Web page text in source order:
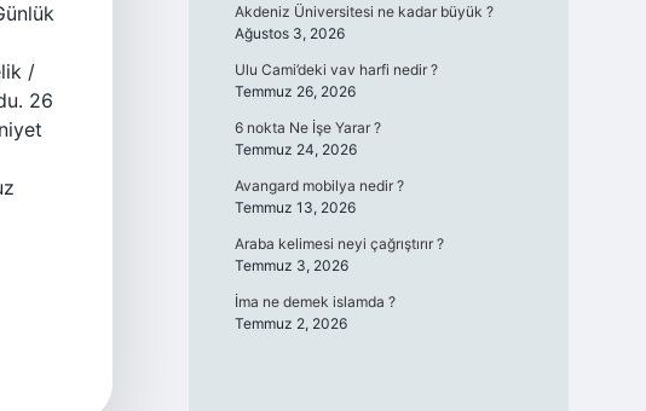
/
26
Akdeniz Üniversitesi ne kadar büyük ?
Ağustos 3, 2026
Ulu Cami’deki vav harfi nedir ?
Temmuz 26, 2026
6 nokta Ne İşe Yarar ?
Temmuz 24, 2026
Avangard mobilya nedir ?
Temmuz 13, 2026
Araba kelimesi neyi çağrıştırır ?
Temmuz 3, 2026
İma ne demek islamda ?
Temmuz 2, 2026